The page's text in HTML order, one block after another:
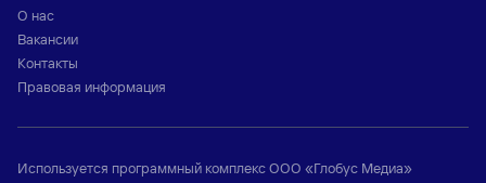
О нас
Вакансии
Контакты
Правовая информация
Используется программный комплексООО «Глобус Медиа»